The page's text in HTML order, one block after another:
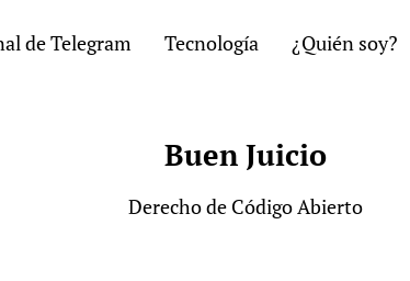
de Telegram Tecnología ¿Quién soy?
Buen Juicio
Derecho de Código Abierto